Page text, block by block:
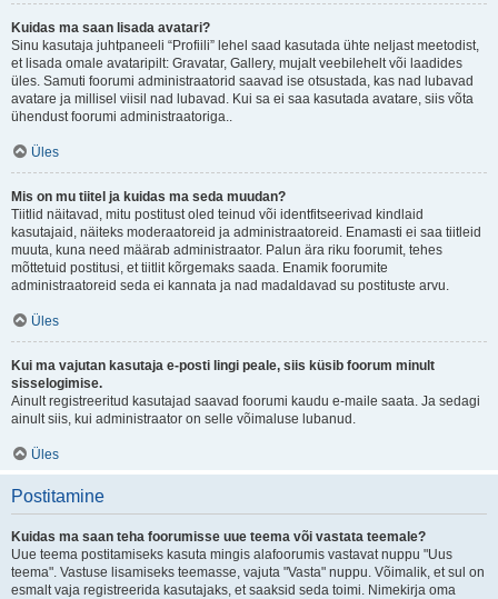
Kuidas ma saan lisada avatari?
Sinu kasutaja juhtpaneeli “Profiili” lehel saad kasutada ühte neljast meetodist,
et lisada omale avataripilt: Gravatar, Gallery, mujalt veebilehelt või laadides
üles. Samuti foorumi administraatorid saavad ise otsustada, kas nad lubavad
avatare ja millisel viisil nad lubavad. Kui sa ei saa kasutada avatare, siis võta
ühendust foorumi administraatoriga..
Üles
Mis on mu tiitel ja kuidas ma seda muudan?
Tiitlid näitavad, mitu postitust oled teinud või identfitseerivad kindlaid
kasutajaid, näiteks moderaatoreid ja administraatoreid. Enamasti ei saa tiitleid
muuta, kuna need määrab administraator. Palun ära riku foorumit, tehes
mõttetuid postitusi, et tiitlit kõrgemaks saada. Enamik foorumite
administraatoreid seda ei kannata ja nad madaldavad su postituste arvu.
Üles
Kui ma vajutan kasutaja e-posti lingi peale, siis küsib foorum minult
sisselogimise.
Ainult registreeritud kasutajad saavad foorumi kaudu e-maile saata. Ja sedagi
ainult siis, kui administraator on selle võimaluse lubanud.
Üles
Postitamine
Kuidas ma saan teha foorumisse uue teema või vastata teemale?
Uue teema postitamiseks kasuta mingis alafoorumis vastavat nuppu "Uus
teema". Vastuse lisamiseks teemasse, vajuta "Vasta" nuppu. Võimalik, et sul on
esmalt vaja registreerida kasutajaks, et saaksid seda toimi. Nimekirja oma